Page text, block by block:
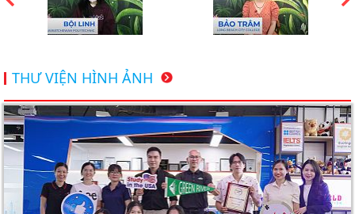
chương trình High School Completion, Washington
bạn khám phá
Du học Mỹ năm 2026: Cơ hội học tập và trải nghiệm tại
nền giáo dục hàng đầu
TƯ VẤN DU HỌC TOÀN DIỆN – BƯỚC ĐỆM VỮNG
CHẮC TỪ NEW WORLD EDUCATION
THƯ VIỆN HÌNH ẢNH